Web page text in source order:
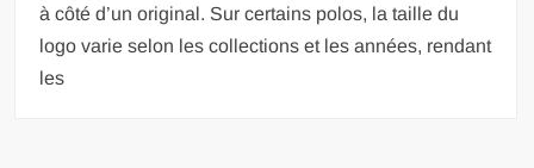
à côté d’un original. Sur certains polos, la taille du
logo varie selon les collections et les années, rendant
les